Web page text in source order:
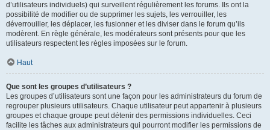
d’utilisateurs individuels) qui surveillent régulièrement les forums. Ils ont la
possibilité de modifier ou de supprimer les sujets, les verrouiller, les
déverrouiller, les déplacer, les fusionner et les diviser dans le forum qu’ils
modèrent. En règle générale, les modérateurs sont présents pour que les
utilisateurs respectent les règles imposées sur le forum.
Haut
Que sont les groupes d’utilisateurs ?
Les groupes d’utilisateurs sont une façon pour les administrateurs du forum de
regrouper plusieurs utilisateurs. Chaque utilisateur peut appartenir à plusieurs
groupes et chaque groupe peut détenir des permissions individuelles. Ceci
facilite les tâches aux administrateurs qui pourront modifier les permissions de